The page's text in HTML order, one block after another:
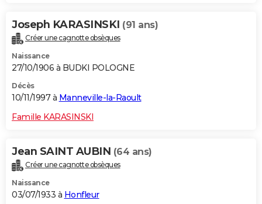
Joseph KARASINSKI (91 ans)
Créer une cagnotte obsèques
Naissance
27/10/1906 à BUDKI POLOGNE
Décès
10/11/1997 à Manneville-la-Raoult
Famille KARASINSKI
Jean SAINT AUBIN (64 ans)
Créer une cagnotte obsèques
Naissance
03/07/1933 à Honfleur